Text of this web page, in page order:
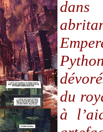
dans
du
à